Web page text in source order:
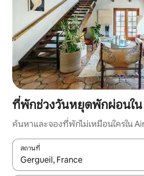
ที่พักช่วงวันหยุดพักผ่อนใน
ค้นหาและจองที่พักไม่เหมือนใครใน
สถานที่
ใช้ลูกศรขึ้นลง หรือใช้การสัมผัสหรือปัด เ